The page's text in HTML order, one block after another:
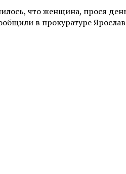
что женщина, прося
в прокуратуре